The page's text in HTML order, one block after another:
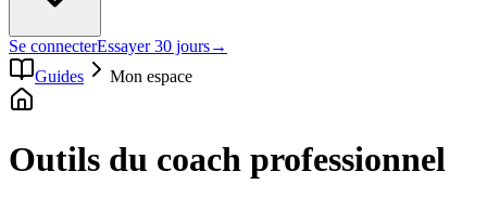
Se connecterEssayer 30 jours→
Guides
Mon espace
Outils du coach professionnel